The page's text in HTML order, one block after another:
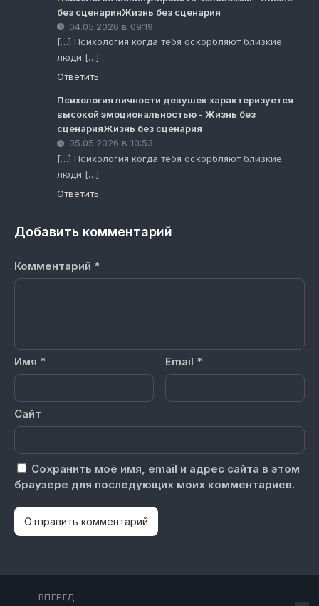
без сценарияЖизнь без сценария
04.05.2026 в 09:19
[…] Психология когда тебя оскорбляют близкие
люди […]
Ответить
Психология личности девушек характеризуется
высокой эмоциональностью - Жизнь без
сценарияЖизнь без сценария
05.05.2026 в 10:53
[…] Психология когда тебя оскорбляют близкие
люди […]
Ответить
Добавить комментарий
Комментарий *
Имя * Email *
Сайт
Сохранить моё имя, email и адрес сайта в этом
браузере для последующих моих комментариев.
ВПЕРЁД